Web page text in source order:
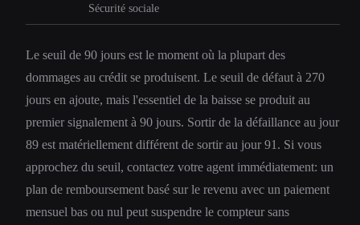
Sécurité sociale
Le seuil de 90 jours est le moment où la plupart des
dommages au crédit se produisent. Le seuil de défaut à 270
jours en ajoute, mais l'essentiel de la baisse se produit au
premier signalement à 90 jours. Sortir de la défaillance au jour
89 est matériellement différent de sortir au jour 91. Si vous
approchez du seuil, contactez votre agent immédiatement: un
plan de remboursement basé sur le revenu avec un paiement
mensuel bas ou nul peut suspendre le compteur sans